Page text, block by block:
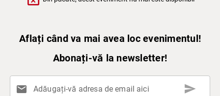
Aflați când va mai avea loc evenimentul!
Abonați-vă la newsletter!
mail Adăugați-vă adresa de email aici send